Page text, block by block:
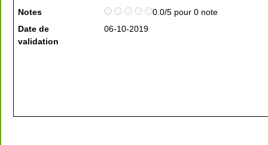
Notes
0.0/5 pour 0 note
Date de
validation
06-10-2019